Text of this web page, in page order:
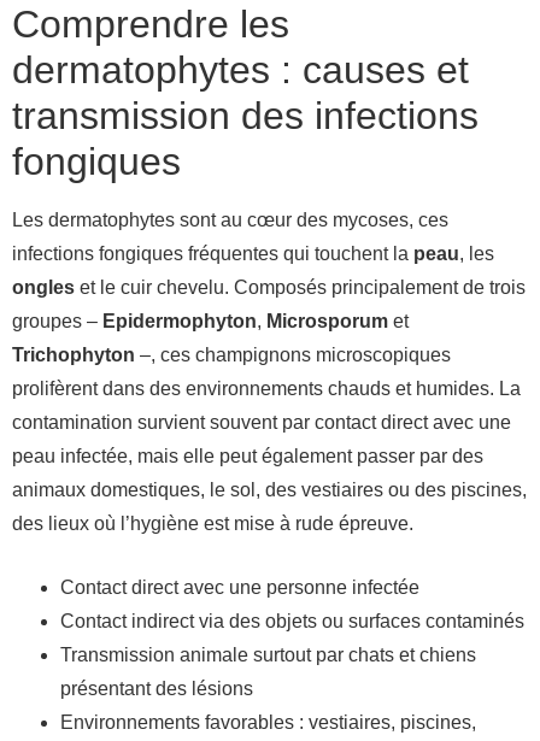
Comprendre les
dermatophytes : causes et
transmission des infections
fongiques
Les dermatophytes sont au cœur des mycoses, ces
infections fongiques fréquentes qui touchent la peau, les
ongles et le cuir chevelu. Composés principalement de trois
groupes – Epidermophyton, Microsporum et
Trichophyton –, ces champignons microscopiques
prolifèrent dans des environnements chauds et humides. La
contamination survient souvent par contact direct avec une
peau infectée, mais elle peut également passer par des
animaux domestiques, le sol, des vestiaires ou des piscines,
des lieux où l’hygiène est mise à rude épreuve.
Contact direct avec une personne infectée
Contact indirect via des objets ou surfaces contaminés
Transmission animale surtout par chats et chiens
présentant des lésions
Environnements favorables : vestiaires, piscines,